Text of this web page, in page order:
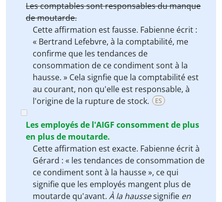
Les comptables sont responsables du manque
de moutarde.
Cette affirmation est fausse. Fabienne écrit :
« Bertrand Lefebvre, à la comptabilité, me
confirme que les tendances de
consommation de ce condiment sont à la
hausse. » Cela signfie que la comptabilité est
au courant, non qu'elle est responsable, à
l'origine de la rupture de stock.
ES
Les employés de l'AIGF consomment de plus
en plus de moutarde.
Cette affirmation est exacte. Fabienne écrit à
Gérard : « les tendances de consommation de
ce condiment sont à la hausse », ce qui
signifie que les employés mangent plus de
moutarde qu'avant. À la haussesignifie en